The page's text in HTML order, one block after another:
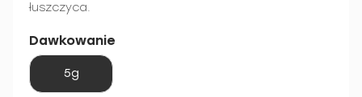
łuszczyca.
Dawkowanie
5g